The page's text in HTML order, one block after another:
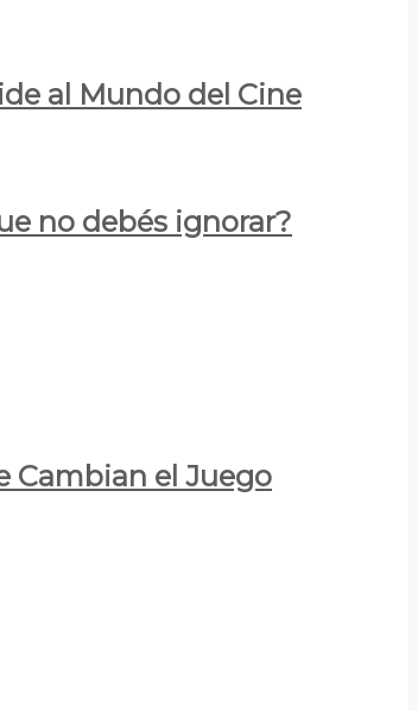
al Mundo del Cine
no debés ignorar?
Cambian el Juego